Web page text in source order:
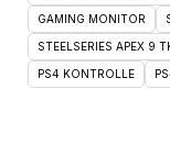
GAMING MONITOR
STEELSERIES APEX 9
PS4 KONTROLLE